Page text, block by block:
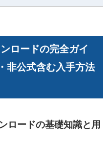
ロードの完全ガイ
非公式含む入手方法
ロードの基礎知識と用